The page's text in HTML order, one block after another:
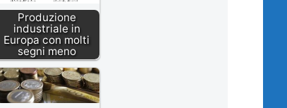
Produzione
industriale in
Europa con molti
segni meno